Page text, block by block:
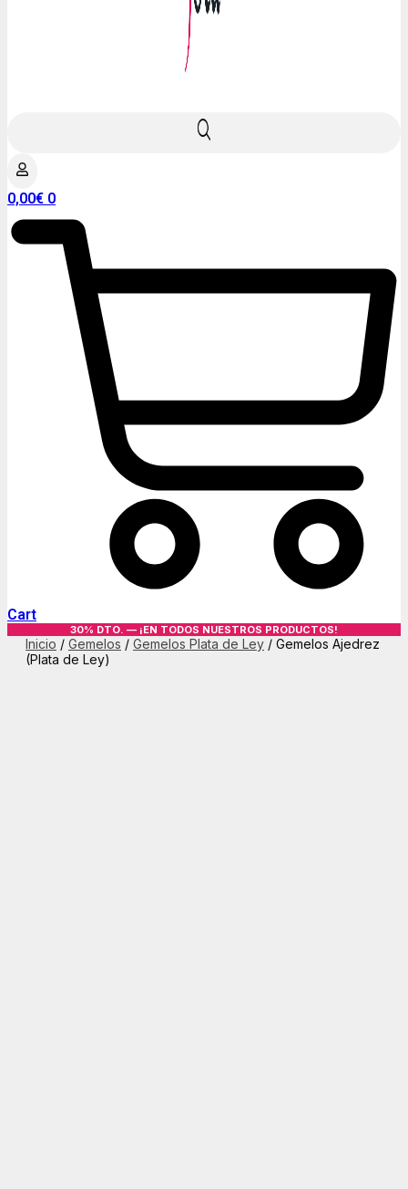
0,00€ 0
Cart
30% DTO. — ¡EN TODOS NUESTROS PRODUCTOS!
Inicio / Gemelos / Gemelos Plata de Ley / Gemelos Ajedrez
(Plata de Ley)